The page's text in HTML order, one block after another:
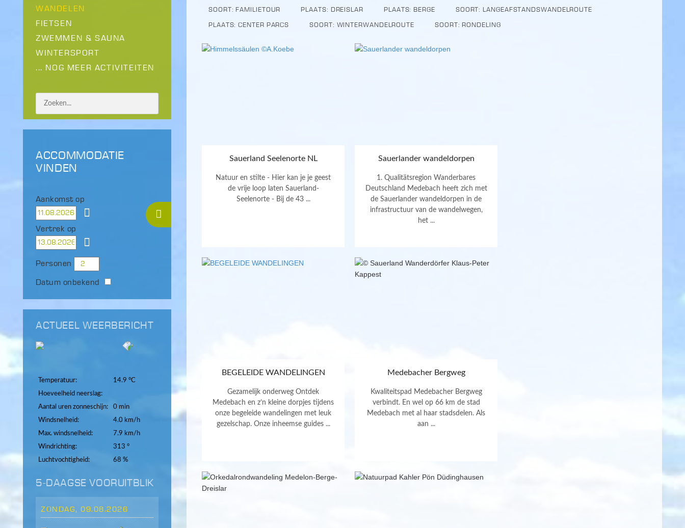
WANDELEN
FIETSEN
ZWEMMEN & SAUNA
WINTERSPORT
... NOG MEER ACTIVITEITEN
ACCOMMODATIE
VINDEN
Aankomst op
Vertrek op
Personen
Datum onbekend
ACTUEEL WEERBERICHT
Temperatuur:
14.9 °C
Hoeveelheid neerslag:
Aantal uren zonneschijn:
0 min
Windsnelheid:
4.0 km/h
Max. windsnelheid:
7.9 km/h
Windrichting:
313 °
Luchtvochtigheid:
68 %
5-DAAGSE VOORUITBLIK
ZONDAG, 09.08.2026
SOORT: FAMILIETOUR
PLAATS: DREISLAR PLAATS: BERGE
SOORT: LANGEAFSTANDSWANDELROUTE
PLAATS: CENTER PARCS
SOORT: WINTERWANDELROUTE SOORT: RONDELING
Sauerland Seelenorte NL
Natuur en stilte - Hier kan je je geest
de vrije loop laten Sauerland-
Seelenorte - Bij de 43 ...
Sauerlander wandeldorpen
1. Qualitätsregion Wanderbares
Deutschland Medebach heeft zich met
de Sauerlander wandeldorpen in de
infrastructuur van de wandelwegen,
het ...
BEGELEIDE WANDELINGEN
Gezamelijk onderweg Ontdek
Medebach en z’n kleine dorpjes tijdens
onze begeleide wandelingen met leuk
gezelschap. Onze inheemse guides ...
Medebacher Bergweg
Kwaliteitspad Medebacher Bergweg
verbindt. En wel op 66 km de stad
Medebach met al haar stadsdelen. Als
aan ...